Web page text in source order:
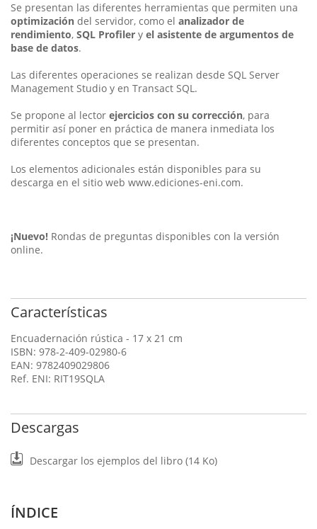
Se presentan las diferentes herramientas que permiten una
optimización del servidor, como el analizador de
rendimiento, SQL Profiler y el asistente de argumentos de
base de datos.
Las diferentes operaciones se realizan desde SQL Server
Management Studio y en Transact SQL.
Se propone al lector ejercicios con su corrección, para
permitir así poner en práctica de manera inmediata los
diferentes conceptos que se presentan.
Los elementos adicionales están disponibles para su
descarga en el sitio web www.ediciones-eni.com.
¡Nuevo! Rondas de preguntas disponibles con la versión
online.
Características
Encuadernación rústica - 17 x 21 cm
ISBN: 978-2-409-02980-6
EAN: 9782409029806
Ref. ENI: RIT19SQLA
Descargas
Descargar los ejemplos del libro (14 Ko)
ÍNDICE